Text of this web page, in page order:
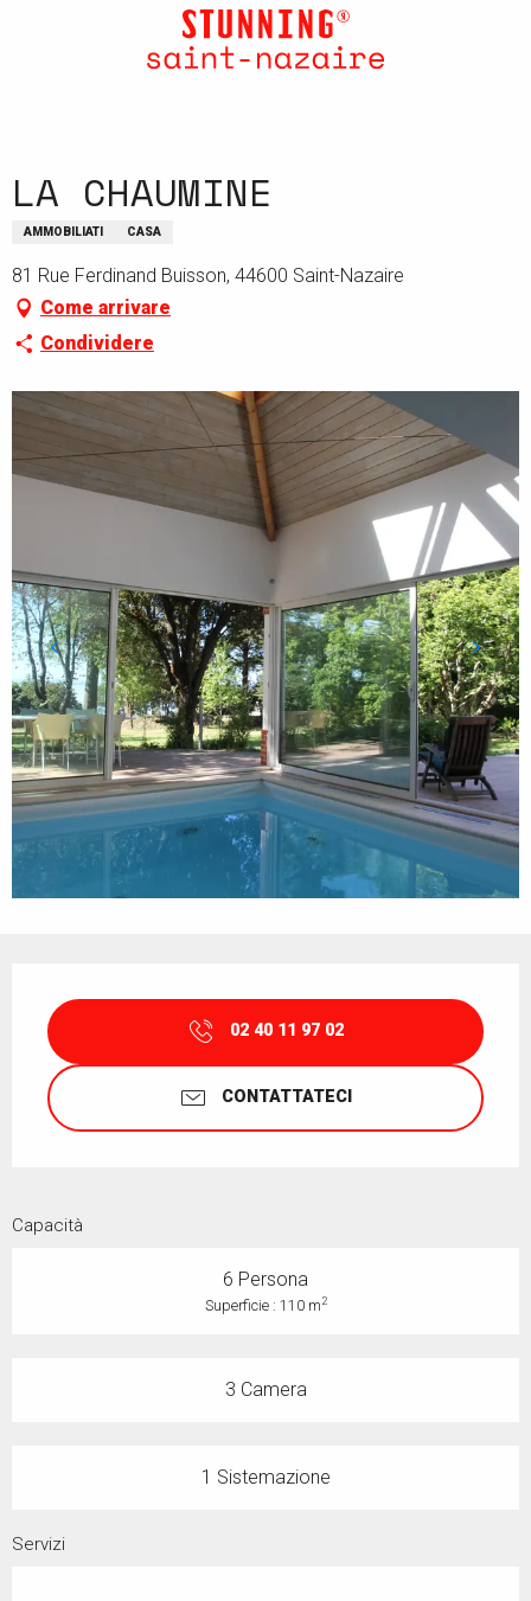
LA CHAUMINE
AMMOBILIATI CASA
81 Rue Ferdinand Buisson, 44600 Saint-Nazaire
Come arrivare
Condividere
02 40 11 97 02
CONTATTATECI
Capacità
6 Persona
Superficie : 110 m2
3 Camera
1 Sistemazione
Servizi